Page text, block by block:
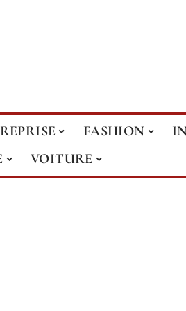
FASHION
VOITURE